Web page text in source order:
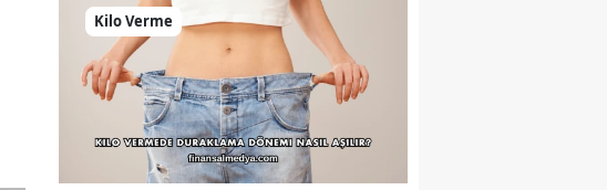
Kilo Verme